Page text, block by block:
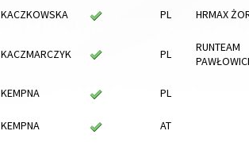
KACZKOWSKA PL HRMAX
KACZMARCZYK PL
RUNTEAM
KEMPNA PL
KEMPNA AT